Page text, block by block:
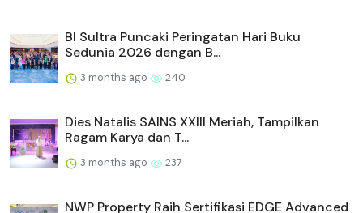
BI Sultra Puncaki Peringatan Hari Buku
Sedunia 2026 dengan B...
3 months ago 240
Dies Natalis SAINS XXIII Meriah, Tampilkan
Ragam Karya dan T...
3 months ago 237
NWP Property Raih Sertifikasi EDGE Advanced